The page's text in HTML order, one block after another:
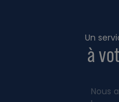
Un
à
Nous